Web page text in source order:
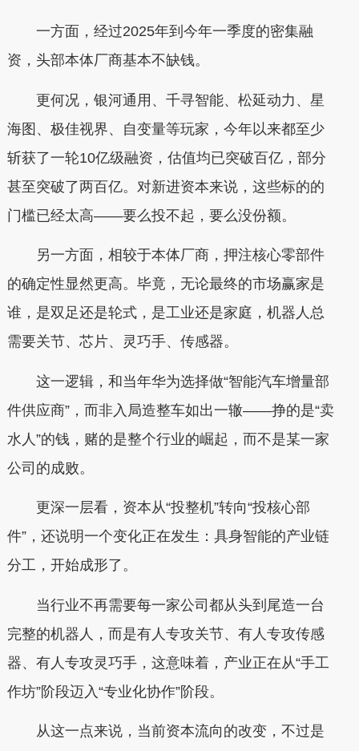
一方面，经过2025年到今年一季度的密集融
资，头部本体厂商基本不缺钱。
更何况，银河通用、千寻智能、松延动力、星
海图、极佳视界、自变量等玩家，今年以来都至少
斩获了一轮10亿级融资，估值均已突破百亿，部分
甚至突破了两百亿。对新进资本来说，这些标的的
门槛已经太高——要么投不起，要么没份额。
另一方面，相较于本体厂商，押注核心零部件
的确定性显然更高。毕竟，无论最终的市场赢家是
谁，是双足还是轮式，是工业还是家庭，机器人总
需要关节、芯片、灵巧手、传感器。
这一逻辑，和当年华为选择做“智能汽车增量部
件供应商”，而非入局造整车如出一辙——挣的是“卖
水人”的钱，赌的是整个行业的崛起，而不是某一家
公司的成败。
更深一层看，资本从“投整机”转向“投核心部
件”，还说明一个变化正在发生：具身智能的产业链
分工，开始成形了。
当行业不再需要每一家公司都从头到尾造一台
完整的机器人，而是有人专攻关节、有人专攻传感
器、有人专攻灵巧手，这意味着，产业正在从“手工
作坊”阶段迈入“专业化协作”阶段。
从这一点来说，当前资本流向的改变，不过是